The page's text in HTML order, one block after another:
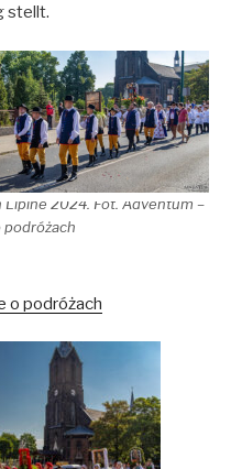
stellt.
2024. Fot. Adventum –
o podróżach